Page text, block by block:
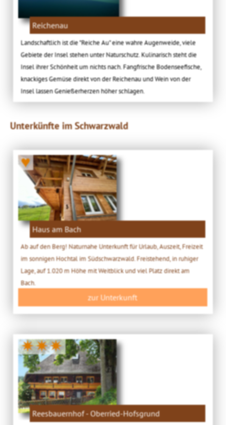
Reichenau
Landschaftlich ist die "Reiche Au" eine wahre Augenweide, viele
Gebiete der Insel stehen unter Naturschutz. Kulinarisch steht die
Insel ihrer Schönheit um nichts nach. Fangfrische Bodenseefische,
knackiges Gemüse direkt von der Reichenau und Wein von der
Insel lassen Genießerherzen höher schlagen.
Unterkünfte im Schwarzwald
♥
Haus am Bach
Ab auf den Berg! Naturnahe Unterkunft für Urlaub, Auszeit, Freizeit
im sonnigen Hochtal im Südschwarzwald. Freistehend, in ruhiger
Lage, auf 1.020 m Höhe mit Weitblick und viel Platz direkt am
Bach.
zur Unterkunft
✷✷✷
Reesbauernhof - Oberried-Hofsgrund